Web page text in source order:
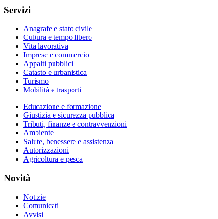
Servizi
Anagrafe e stato civile
Cultura e tempo libero
Vita lavorativa
Imprese e commercio
Appalti pubblici
Catasto e urbanistica
Turismo
Mobilità e trasporti
Educazione e formazione
Giustizia e sicurezza pubblica
Tributi, finanze e contravvenzioni
Ambiente
Salute, benessere e assistenza
Autorizzazioni
Agricoltura e pesca
Novità
Notizie
Comunicati
Avvisi